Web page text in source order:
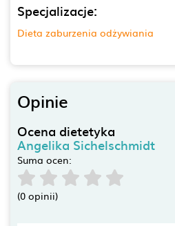
Specjalizacje:
Dieta zaburzenia odżywiania
Opinie
Ocena dietetyka
Angelika Sichelschmidt
Suma ocen:
(0 opinii)